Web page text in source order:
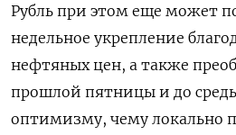
Рубль при этом еще может
недельное укрепление
нефтяных цен, а также
‌прошлой пятницы и до
оптимизму, чему локально